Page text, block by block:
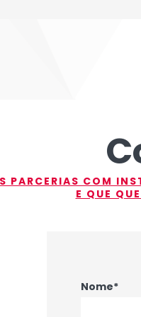
PARCERIAS COM
E QUE
Nome*